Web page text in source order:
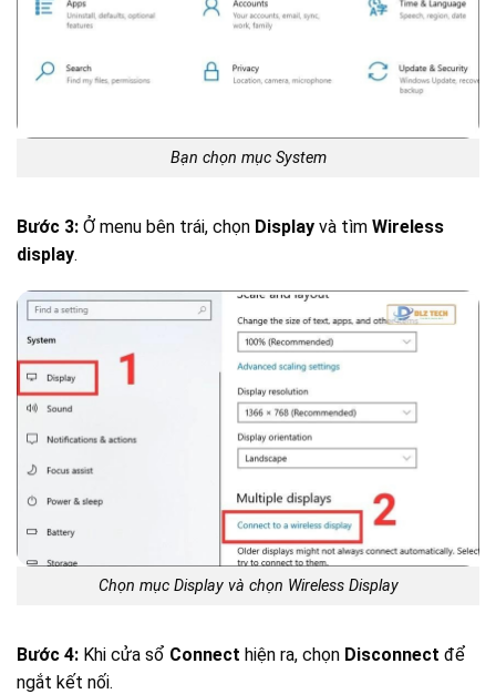
Bạn chọn mục System
Bước 3: Ở menu bên trái, chọn Display và tìm Wireless
display.
Chọn mục Display và chọn Wireless Display
Bước 4: Khi cửa sổ Connect hiện ra, chọn Disconnect để
ngắt kết nối.